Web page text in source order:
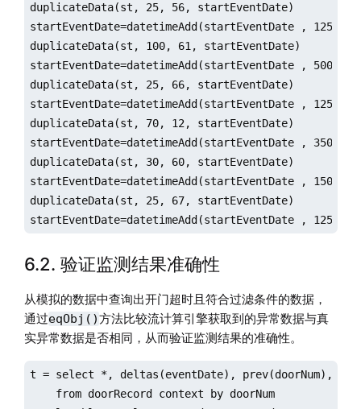
duplicateData(st, 25, 56, startEventDate)
startEventDate=datetimeAdd(startEventDate , 125,
duplicateData(st, 100, 61, startEventDate)
startEventDate=datetimeAdd(startEventDate , 500,
duplicateData(st, 25, 66, startEventDate)
startEventDate=datetimeAdd(startEventDate , 125,
duplicateData(st, 70, 12, startEventDate)
startEventDate=datetimeAdd(startEventDate , 350,
duplicateData(st, 30, 60, startEventDate)
startEventDate=datetimeAdd(startEventDate , 150,
duplicateData(st, 25, 67, startEventDate)
startEventDate=datetimeAdd(startEventDate , 125,
6.2. 验证监测结果准确性
从模拟的数据中查询出开门超时且符合过滤条件的数据，
通过eqObj()方法比较流计算引擎获取到的异常数据与真
实异常数据是否相同，从而验证监测结果的准确性。
t = select *, deltas(eventDate), prev(doorNum),
    from doorRecord context by doorNum